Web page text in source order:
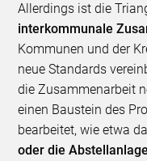
Allerdings ist die
interkommunale
Kommunen und der
neue Standards
die Zusammenarbeit
einen Baustein des
bearbeitet, wie etwa
oder die